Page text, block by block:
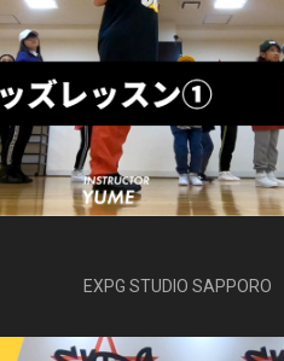
EXPG STUDIO SAPPORO